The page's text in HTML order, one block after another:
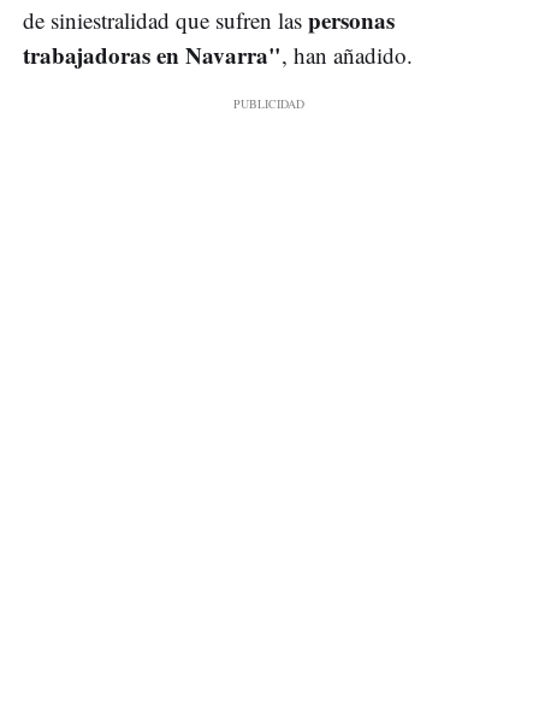
de siniestralidad que sufren las personas
trabajadoras en Navarra", han añadido.